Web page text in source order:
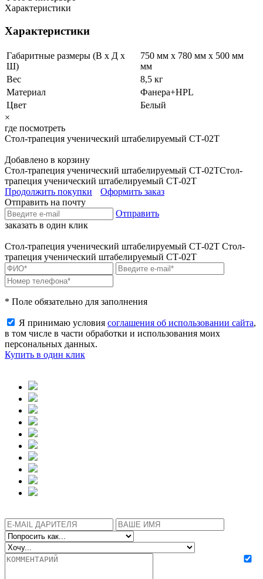
Характеристики
Характеристики
Габаритные размеры (В х Д х
Ш)
750 мм x 780 мм x 500 мм
мм
Вес
8,5 кг
Материал
Фанера+HPL
Цвет
Белый
×
где посмотреть
Стол-трапеция ученический штабелируемый СТ-02Т
Добавлено в корзину
Стол-трапеция ученический штабелируемый СТ-02ТСтол-
трапеция ученический штабелируемый СТ-02Т
Продолжить покупки
Оформить заказ
Отправить на почту
Отправить
заказать в один клик
Стол-трапеция ученический штабелируемый СТ-02Т Стол-
трапеция ученический штабелируемый СТ-02Т
* Поле обязательно для заполнения
Я принимаю условия соглашения об использовании сайта,
в том числе в части обработки и использования моих
персональных данных.
Купить в один клик